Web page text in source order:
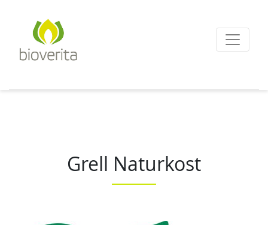
Von der Züchtung bis
Grell Naturkost